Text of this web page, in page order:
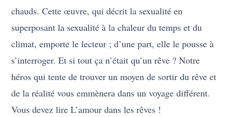
chauds. Cette œuvre, qui décrit la sexualité en
superposant la sexualité à la chaleur du temps et du
climat, emporte le lecteur ; d’une part, elle le pousse à
s’interroger. Et si tout ça n’était qu’un rêve ? Notre
héros qui tente de trouver un moyen de sortir du rêve et
de la réalité vous emmènera dans un voyage différent.
Vous devez lire L’amour dans les rêves !